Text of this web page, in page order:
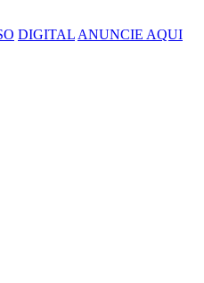
DIGITAL ANUNCIE AQUI